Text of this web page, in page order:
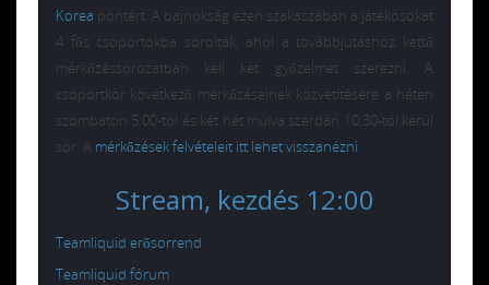
Korea pontért. A bajnokság ezen szakaszában a játékosokat
4 fős csoportokba sorolták, ahol a továbbjutáshoz kettő
mérkőzéssorozatban kell két győzelmet szerezni. A
csoportkör következő mérkőzéseinek közvetítésére a héten
szombaton 5:00-tól és két hét múlva szerdán 10:30-tól kerül
sor. A mérkőzések felvételeit itt lehet visszanézni.
Stream, kezdés 12:00
Teamliquid erősorrend
Teamliquid fórum